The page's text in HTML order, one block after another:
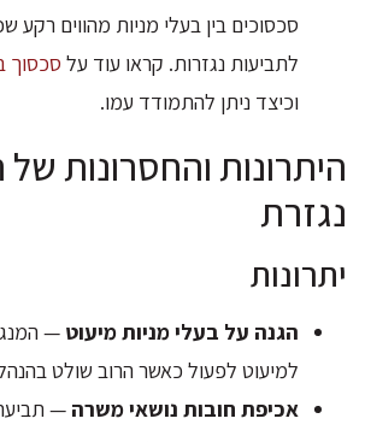
סכסוכים בין בעלי מניות מהווים רקע
לתביעות נגזרות. קראו עוד על סכסוך
וכיצד ניתן להתמודד עמו.
היתרונות והחסרונות
נגזרת
יתרונות
הגנה על בעלי מניות מיעוט —
למיעוט לפעול כאשר הרוב שולט
אכיפת חובות נושאי משרה —